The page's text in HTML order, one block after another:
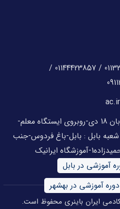
01133202976 / 01133202978 / 01144423857 /
شعبه ساری : ساری-خیابان 18 دی-روبروی ایستگاه معلم-
شعبه بابل : بابل-باغ فردوس-جنب
ایرانیک
آموزشی در بابل
دوره آموزشی در بهشهر